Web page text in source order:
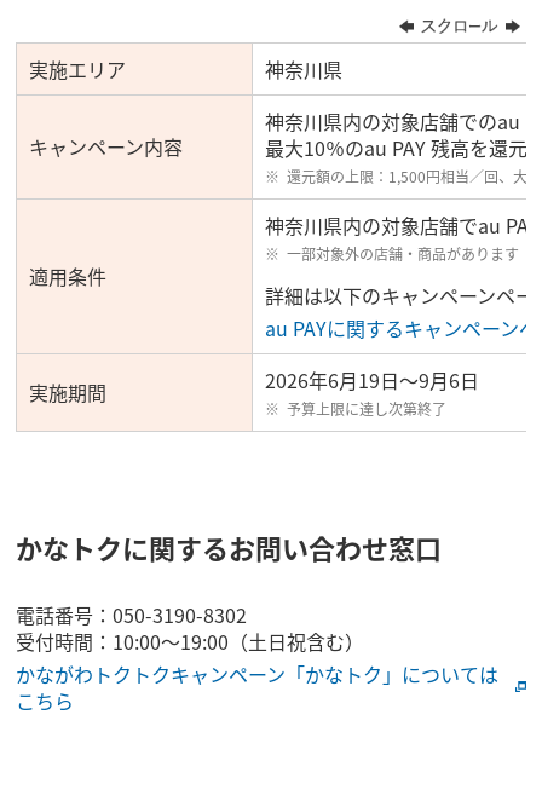
実施エリア 神奈川県
キャンペーン内容
神奈川県内の対象店舗でのau
最大10％のau PAY 残高を還元
還元額の上限：1,500円相当／回、大
適用条件
神奈川県内の対象店舗でau
一部対象外の店舗・商品があります
詳細は以下のキャンペーンペ
au PAYに関するキャンペーン
実施期間 2026年6月19日～9月6日
予算上限に達し次第終了
かなトクに関するお問い合わせ窓口
電話番号：050-3190-8302
受付時間：10:00～19:00（土日祝含む）
かながわトクトクキャンペーン「かなトク」については
こちら